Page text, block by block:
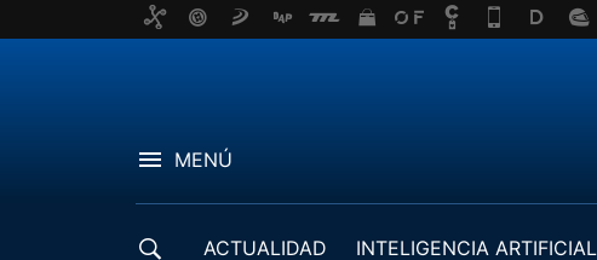
MENÚ
ACTUALIDAD INTELIGENCIA ARTIFICIAL